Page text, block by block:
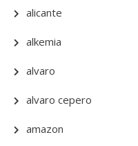
alicante
alkemia
alvaro
alvaro cepero
amazon